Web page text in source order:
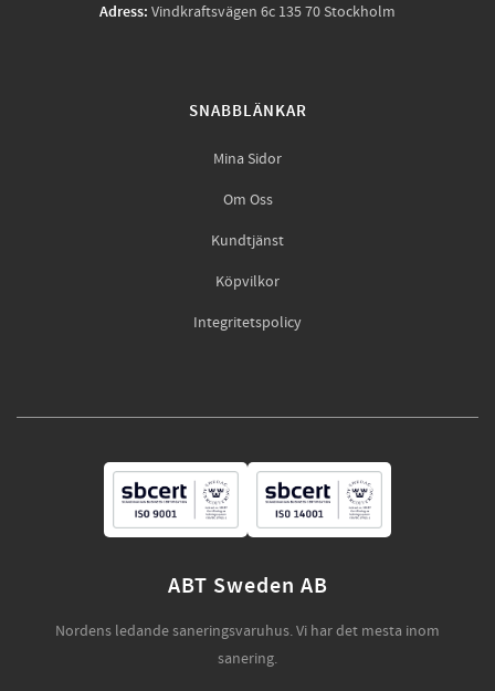
Adress: Vindkraftsvägen 6c 135 70 Stockholm
SNABBLÄNKAR
Mina Sidor
Om Oss
Kundtjänst
Köpvilkor
Integritetspolicy
ABT Sweden AB
Nordens ledande saneringsvaruhus. Vi har det mesta inom
sanering.